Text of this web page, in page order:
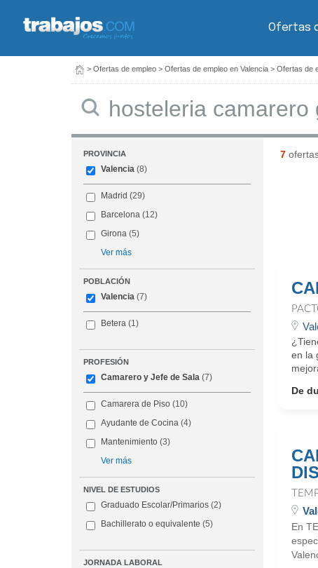
Ofertas
> Ofertas de empleo > Ofertas de empleo en Valencia > Ofertas de
PROVINCIA
Valencia (8)
Madrid (29)
Barcelona (12)
Girona (5)
Ver más
POBLACIÓN
Valencia (7)
Betera (1)
PROFESIÓN
Camarero y Jefe de Sala (7)
Camarera de Piso (10)
Ayudante de Cocina (4)
Mantenimiento (3)
Ver más
NIVEL DE ESTUDIOS
Graduado Escolar/Primarios (2)
Bachillerato o equivalente (5)
JORNADA LABORAL
7
en la
De
En